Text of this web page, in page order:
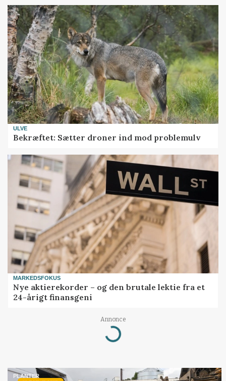
ULVE
Bekræftet: Sætter droner ind mod problemulv
MARKEDSFOKUS
Nye aktierekorder – og den brutale lektie fra et
24-årigt finansgeni
Annonce
Loading...
PLANTER